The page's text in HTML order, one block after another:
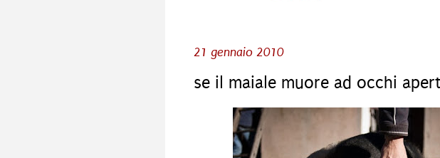
21 gennaio 2010
se il maiale muore ad occhi